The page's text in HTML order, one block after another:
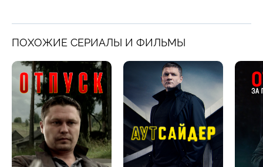
ПОХОЖИЕ СЕРИАЛЫ И ФИЛЬМЫ